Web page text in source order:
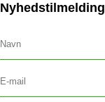
Nyhedstilmelding